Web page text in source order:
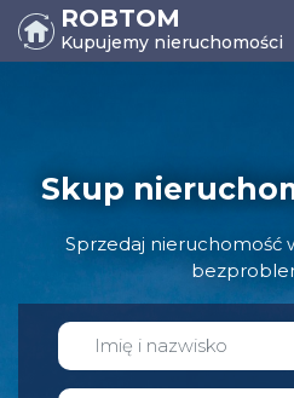
ROBTOM
Kupujemy nieruchomości
Skup
Sprzedaj nieruchomość